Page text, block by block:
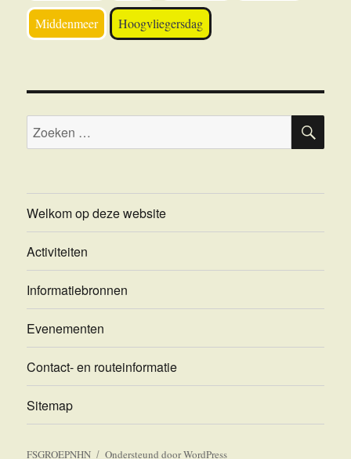
Middenmeer Hoogvliegersdag
Zoeken
naar:
Welkom op deze website
Activiteiten
Informatiebronnen
Evenementen
Contact- en routeinformatie
Sitemap
FSGROEPNHN Ondersteund door WordPress